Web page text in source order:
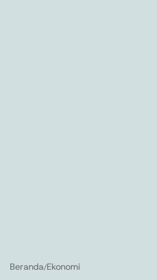
Beranda/Ekonomi